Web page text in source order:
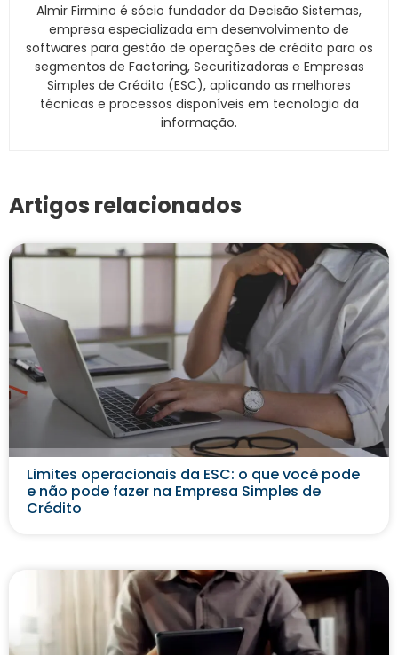
Almir Firmino é sócio fundador da Decisão Sistemas,
empresa especializada em desenvolvimento de
softwares para gestão de operações de crédito para os
segmentos de Factoring, Securitizadoras e Empresas
Simples de Crédito (ESC), aplicando as melhores
técnicas e processos disponíveis em tecnologia da
informação.
Artigos relacionados
Limites operacionais da ESC: o que você pode
e não pode fazer na Empresa Simples de
Crédito